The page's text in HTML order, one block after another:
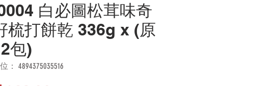
白必圖松茸味奇
梳打餅乾 336g x (原
包)
： 4894375035516